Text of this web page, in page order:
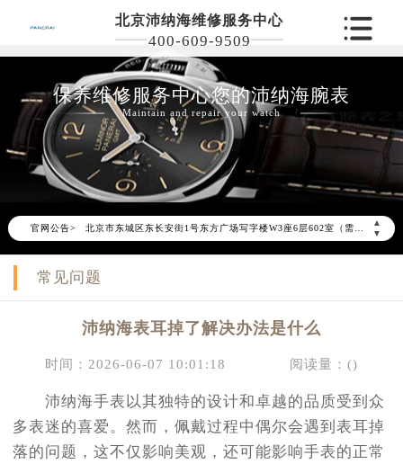
北京沛纳海维修服务中心
400-609-9509
保养维修服务中心您的沛纳海腕表
Maintain and repair your watch
官网公告>
▲
▼
2026年6月沛纳海北京市售后服务网络优化升级公告
2026年6月北京市沛纳海官方售后客户服务热线：400-609-9509
2026年6月沛纳海售后服务中心最新网点地址：
北京市朝阳区建国门外大街甲6号华熙国际中心写字楼D座11层1102室（需提前预约）
节假日正常营业！
常见问题
沛纳海表耳掉了解决办法是什么
时间：2026-06-07 10:01:18 阅读量：()
沛纳海手表以其独特的设计和卓越的品质受到众
多表迷的喜爱。然而，佩戴过程中偶尔会遇到表耳掉
落的问题，这不仅影响美观，还可能影响手表的正常